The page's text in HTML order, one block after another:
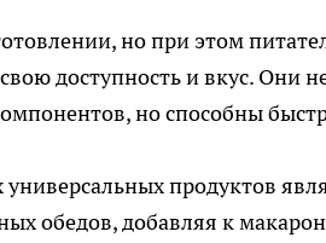
но при этом
доступность и вкус. Они
но способны
продуктов
обедов, добавляя к